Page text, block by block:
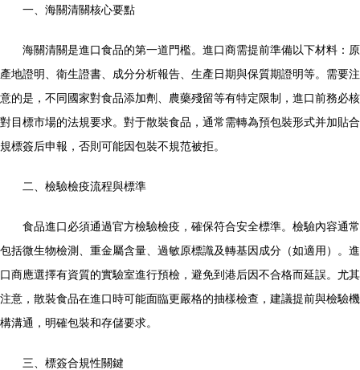
一、海關清關核心要點
海關清關是進口食品的第一道門檻。進口商需提前準備以下材料：原
產地證明、衛生證書、成分分析報告、生產日期與保質期證明等。需要注
意的是，不同國家對食品添加劑、農藥殘留等有特定限制，進口前務必核
對目標市場的法規要求。對于散裝食品，通常需轉為預包裝形式并加貼合
規標簽后申報，否則可能因包裝不規范被拒。
二、檢驗檢疫流程與標準
食品進口必須通過官方檢驗檢疫，確保符合安全標準。檢驗內容通常
包括微生物檢測、重金屬含量、過敏原標識及轉基因成分（如適用）。進
口商應選擇有資質的實驗室進行預檢，避免到港后因不合格而延誤。尤其
注意，散裝食品在進口時可能面臨更嚴格的抽樣檢查，建議提前與檢驗機
構溝通，明確包裝和存儲要求。
三、標簽合規性關鍵